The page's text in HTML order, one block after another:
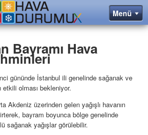
Bayramı Hava
gününde İstanbul ili genelinde sağanak ve
etkili olması bekleniyor.
Akdeniz üzerinden gelen yağışlı havanın
bayram boyunca bölge genelinde
sağanak yağışlar görülebilir.